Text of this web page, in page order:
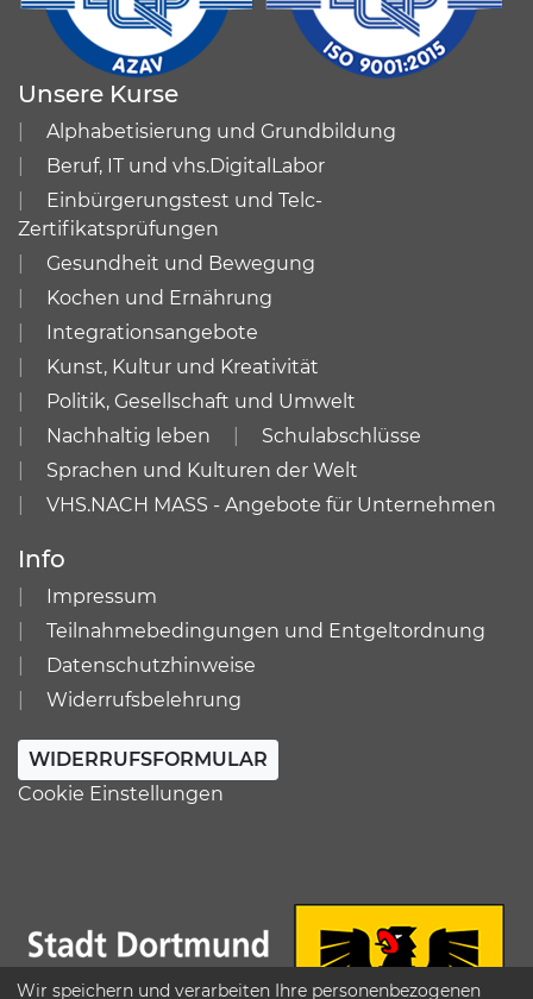
Unsere Kurse
Alphabetisierung und Grundbildung
Beruf, IT und vhs.DigitalLabor
Einbürgerungstest und Telc-
Zertifikatsprüfungen
Gesundheit und Bewegung
Kochen und Ernährung
Integrationsangebote
Kunst, Kultur und Kreativität
Politik, Gesellschaft und Umwelt
Nachhaltig leben
Schulabschlüsse
Sprachen und Kulturen der Welt
VHS.NACH MASS - Angebote für Unternehmen
Info
Impressum
Teilnahmebedingungen und Entgeltordnung
Datenschutzhinweise
Widerrufsbelehrung
WIDERRUFSFORMULAR
Cookie Einstellungen
Wir speichern und verarbeiten Ihre personenbezogenen